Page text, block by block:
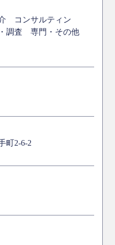
コンサルティン
調査 専門・その他
町2-6-2